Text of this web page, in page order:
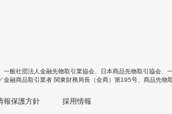
一般社団法人金融先物取引業協会 日本商品先物取引協会
金融商品取引業者 関東財務局長（金商）第195号、商品先物
報保護方針 採用情報